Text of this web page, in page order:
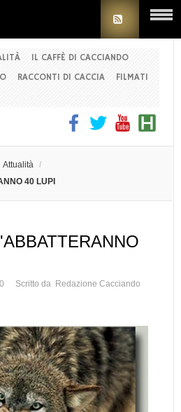
IL CAFFÈ DI CACCIANDO
RACCONTI DI CACCIA
FILMATI
Attualità /
40 LUPI
Scritto da Redazione Cacciando